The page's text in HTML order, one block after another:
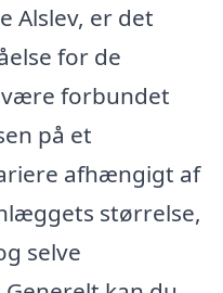
Alslev, er det
for de
forbundet
på et
afhængigt af
størrelse,
selve